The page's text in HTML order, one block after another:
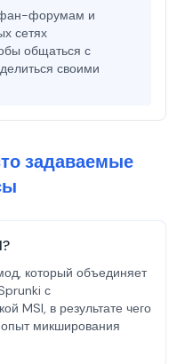
фан-форумам и
сетях
общаться с
своими
задаваемые
который объединяет
с
MSI, в результате чего
микширования